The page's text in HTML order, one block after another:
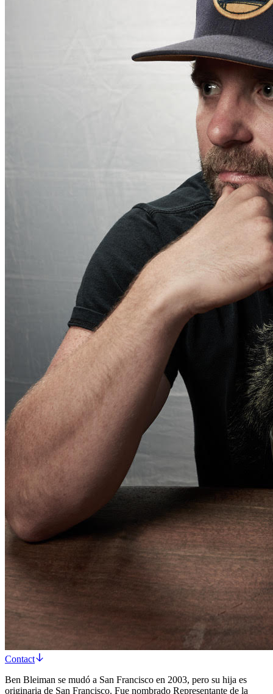
Contact
Ben Bleiman se mudó a San Francisco en 2003, pero su hija es
originaria de San Francisco. Fue nombrado Representante de la